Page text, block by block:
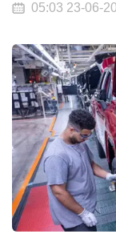
05:03 23-06-